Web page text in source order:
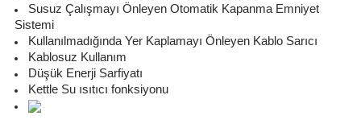
Susuz Çalışmayı Önleyen Otomatik Kapanma Emniyet
Sistemi
Kullanılmadığında Yer Kaplamayı Önleyen Kablo Sarıcı
Kablosuz Kullanım
Düşük Enerji Sarfiyatı
Kettle Su ısıtıcı fonksiyonu